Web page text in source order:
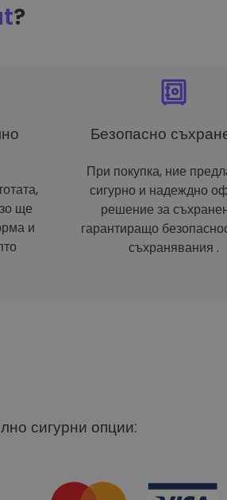
?
ще
и
Безопасно
При покупка, ние
сигурно и надеждно
решение за
гарантиращо
съхранявания .
сигурни опции: